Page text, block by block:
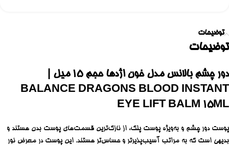
توضیحات
توضیحات
دور چشم بالانس مدل خون اژدها حجم ۱۵ میل |
BALANCE DRAGONS BLOOD INSTANT
EYE LIFT BALM 15ML
پوست دور چشم و به‌ویژه پوست پلک، از نازک‌ترین قسمت‌های پوست بدن هستند و
بدیهی است که به مراتب آسیب‌پذیرتر و حساس‌تر هستند. این پوست در معرض نور